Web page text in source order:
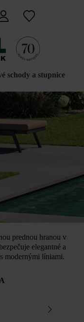
schody a stupnice
prednou hranou v
elegantné a
modernými líniami.